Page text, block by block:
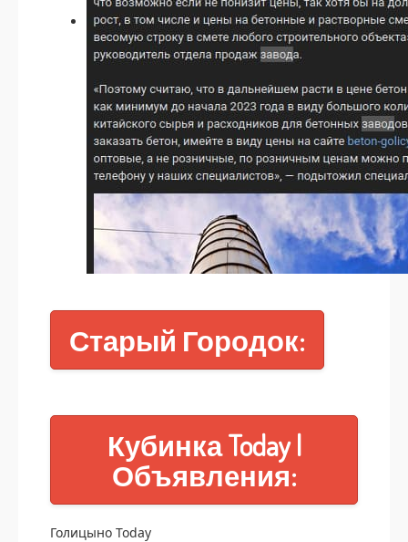
Старый Городок:
Кубинка Today |
Объявления:
Голицыно Today